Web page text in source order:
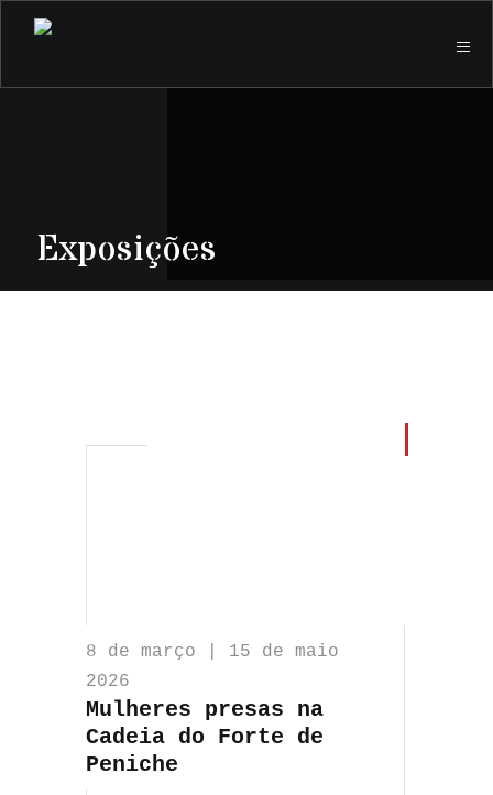
Exposições
8 de março | 15 de maio
2026
Mulheres presas na
Cadeia do Forte de
Peniche